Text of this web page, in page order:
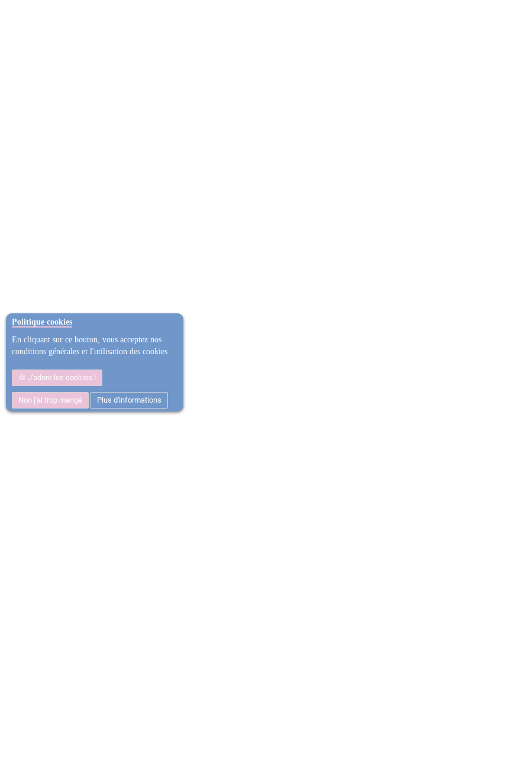
Politique cookies
En cliquant sur ce bouton, vous acceptez nos
conditions générales et l'utilisation des cookies
J'adore les cookies !
Non j'ai trop mangé Plus d'informations